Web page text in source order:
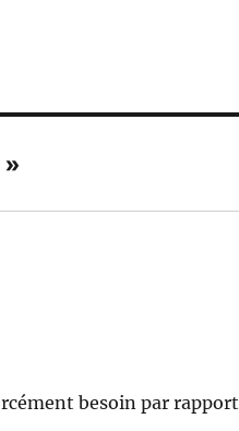
besoin par rapport